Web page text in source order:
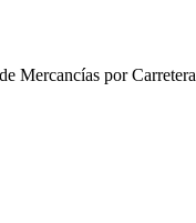
Mercancías por Carretera